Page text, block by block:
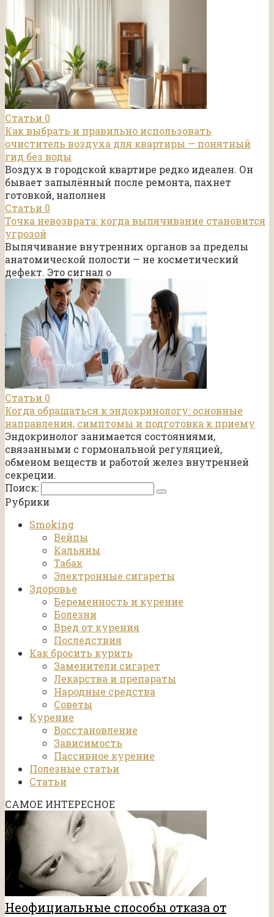
Статьи 0
Как выбрать и правильно использовать
очиститель воздуха для квартиры — понятный
гид без воды
Воздух в городской квартире редко идеален. Он
бывает запылённый после ремонта, пахнет
готовкой, наполнен
Статьи 0
Точка невозврата: когда выпячивание становится
угрозой
Выпячивание внутренних органов за пределы
анатомической полости — не косметический
дефект. Это сигнал о
Статьи 0
Когда обращаться к эндокринологу: основные
направления, симптомы и подготовка к приему
Эндокринолог занимается состояниями,
связанными с гормональной регуляцией,
обменом веществ и работой желез внутренней
секреции.
Поиск:
Рубрики
Smoking
Вейпы
Кальяны
Табак
Электронные сигареты
Здоровье
Беременность и курение
Болезни
Вред от курения
Последствия
Как бросить курить
Заменители сигарет
Лекарства и препараты
Народные средства
Советы
Курение
Восстановление
Зависимость
Пассивное курение
Полезные статьи
Статьи
САМОЕ ИНТЕРЕСНОЕ
Неофициальные способы отказа от